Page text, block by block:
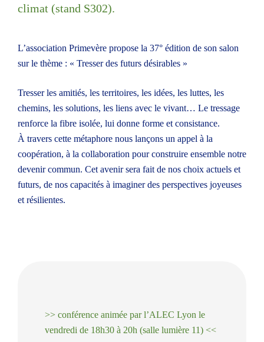
Public
Professionnels
Suivez-nous sur les réseaux pour ne rien râter !
climatique.
Espace particuliers Espace professionnels
climat (stand S302).
L’association Primevère propose la 37° édition de son salon
sur le thème : « Tresser des futurs désirables »
Tresser les amitiés, les territoires, les idées, les luttes, les
chemins, les solutions, les liens avec le vivant… Le tressage
renforce la fibre isolée, lui donne forme et consistance.
À travers cette métaphore nous lançons un appel à la
coopération, à la collaboration pour construire ensemble notre
devenir commun. Cet avenir sera fait de nos choix actuels et
futurs, de nos capacités à imaginer des perspectives joyeuses
et résilientes.
>> conférence animée par l’ALEC Lyon le
vendredi de 18h30 à 20h (salle lumière 11) <<